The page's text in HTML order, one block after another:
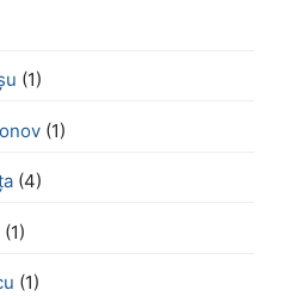
(1)
(1)
(4)
(1)
(1)